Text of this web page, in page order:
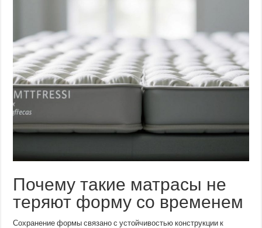
Почему такие матрасы не
теряют форму со временем
Сохранение формы связано с устойчивостью конструкции к